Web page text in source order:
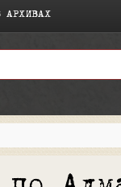
АРХИВАХ